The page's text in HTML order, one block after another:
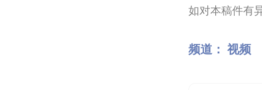
如对本稿件有
频道： 视频